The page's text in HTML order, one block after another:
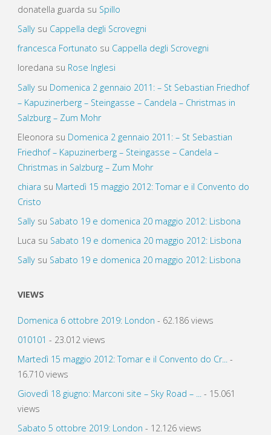
donatella guarda su Spillo
Sallysu Cappella degli Scrovegni
francesca Fortunato su Cappella degli Scrovegni
loredana su Rose Inglesi
Sallysu Domenica 2 gennaio 2011: – St Sebastian Friedhof
– Kapuzinerberg – Steingasse – Candela – Christmas in
Salzburg – Zum Mohr
Eleonora su Domenica 2 gennaio 2011: – St Sebastian
Friedhof – Kapuzinerberg – Steingasse – Candela –
Christmas in Salzburg – Zum Mohr
chiara su Martedì 15 maggio 2012: Tomar e il Convento do
Cristo
Sallysu Sabato 19 e domenica 20 maggio 2012: Lisbona
Luca su Sabato 19 e domenica 20 maggio 2012: Lisbona
Sallysu Sabato 19 e domenica 20 maggio 2012: Lisbona
VIEWS
Domenica 6 ottobre 2019: London - 62.186 views
010101 - 23.012 views
Martedì 15 maggio 2012: Tomar e il Convento do Cr...-
16.710 views
Giovedì 18 giugno: Marconi site – Sky Road – ...- 15.061
views
Sabato 5 ottobre 2019: London - 12.126 views